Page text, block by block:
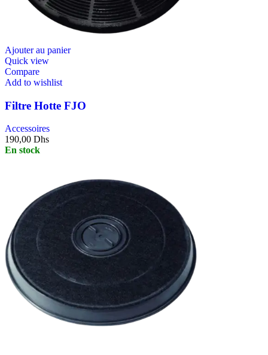
Ajouter au panier
Quick view
Compare
Add to wishlist
Filtre Hotte FJO
Accessoires
190,00 Dhs
En stock